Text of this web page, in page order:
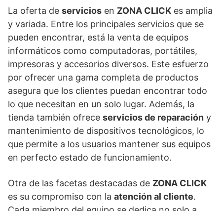
La oferta de servicios en ZONA CLICK es amplia
y variada. Entre los principales servicios que se
pueden encontrar, está la venta de equipos
informáticos como computadoras, portátiles,
impresoras y accesorios diversos. Este esfuerzo
por ofrecer una gama completa de productos
asegura que los clientes puedan encontrar todo
lo que necesitan en un solo lugar. Además, la
tienda también ofrece servicios de reparación y
mantenimiento de dispositivos tecnológicos, lo
que permite a los usuarios mantener sus equipos
en perfecto estado de funcionamiento.
Otra de las facetas destacadas de ZONA CLICK
es su compromiso con la atención al cliente.